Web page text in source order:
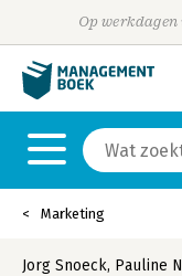
Op
Marketing
Jorg Snoeck, Pauline